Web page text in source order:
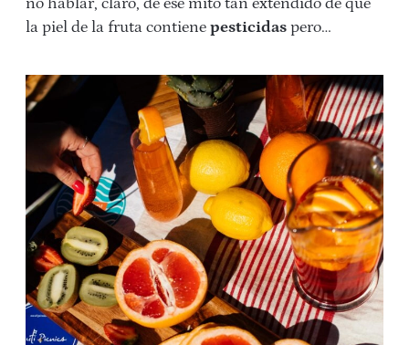
no hablar, claro, de ese mito tan extendido de que
la piel de la fruta contiene pesticidas pero…